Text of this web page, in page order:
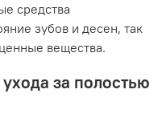
средства
зубов и десен, так
вещества.
за полостью